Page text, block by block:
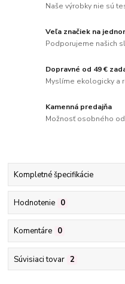
Naše výrobky nie sú
Veľa značiek na
Podporujeme našich
Dopravné od 49 €
Myslíme ekologicky a
Kamenná predajňa
Možnosť osobného
Kompletné špecifikácie
Hodnotenie 0
Komentáre 0
Súvisiaci tovar 2